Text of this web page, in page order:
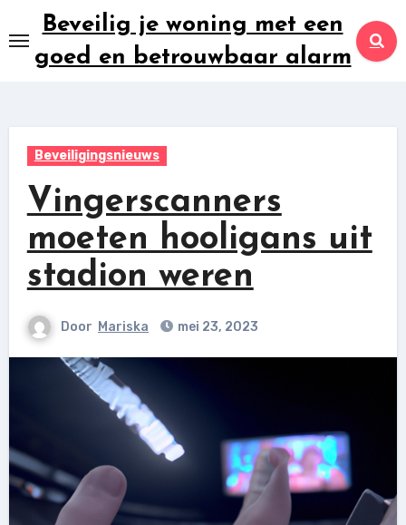
naar
inhoud
Beveilig je woning met een
goed en betrouwbaar alarm
Beveiligingsnieuws
Vingerscanners
moeten hooligans uit
stadion weren
Door Mariska mei 23, 2023